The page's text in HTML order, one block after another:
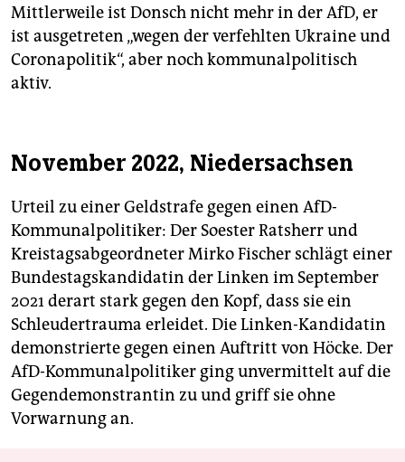
Mittlerweile ist Donsch nicht mehr in der AfD, er
ist ausgetreten „wegen der verfehlten Ukraine und
Coronapolitik“, aber noch kommunalpolitisch
aktiv.
November 2022, Niedersachsen
Urteil zu einer Geldstrafe gegen einen AfD-
Kommunalpolitiker: Der Soester Ratsherr und
Kreistagsabgeordneter Mirko Fischer schlägt einer
Bundestagskandidatin der Linken im September
2021 derart stark gegen den Kopf, dass sie ein
Schleudertrauma erleidet. Die Linken-Kandidatin
demons­trierte gegen einen Auftritt von Höcke. Der
AfD-Kommunalpolitiker ging unvermittelt auf die
Gegendemonstrantin zu und griff sie ohne
Vorwarnung an.